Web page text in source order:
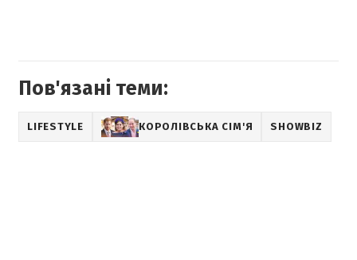
Пов'язані теми:
LIFESTYLE КОРОЛІВСЬКА СІМ'Я SHOWBIZ